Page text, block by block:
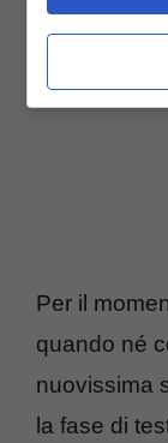
Per il
quando né
nuovissima
la fase di